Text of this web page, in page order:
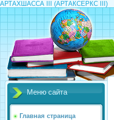
АРТАХШАССА III (АРТАКСЕРКС III)
Меню сайта
Главная страница